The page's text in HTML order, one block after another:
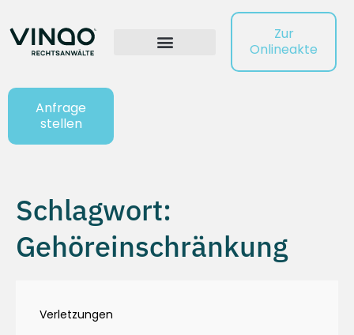
Zur
Onlineakte
Anfrage
stellen
Schlagwort:
Gehöreinschränkung
Verletzungen